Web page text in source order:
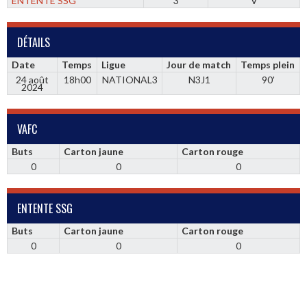
DÉTAILS
Date Temps Ligue Jour de match
Temps plein
24 août
2024
18h00 NATIONAL3 N3J1 90'
VAFC
Buts Carton jaune
Carton rouge
0
0 0
ENTENTE SSG
Buts Carton jaune
Carton rouge
0
0 0